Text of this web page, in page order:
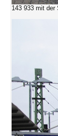
143 933 mit der